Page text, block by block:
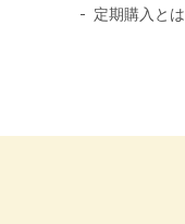
定期購入とは